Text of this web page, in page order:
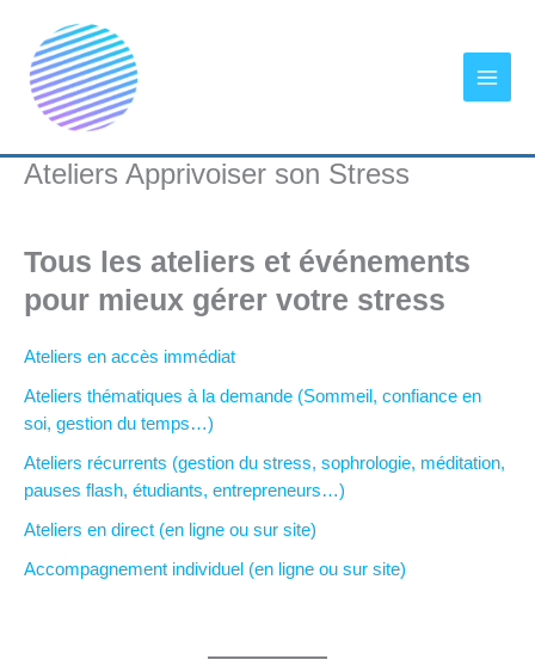
contenu
Ateliers Apprivoiser son Stress
Tous les ateliers et événements
pour mieux gérer votre stress
Ateliers en accès immédiat
Ateliers thématiques à la demande (Sommeil, confiance en
soi, gestion du temps…)
Ateliers récurrents (gestion du stress, sophrologie, méditation,
pauses flash, étudiants, entrepreneurs…)
Ateliers en direct (en ligne ou sur site)
Accompagnement individuel (en ligne ou sur site)